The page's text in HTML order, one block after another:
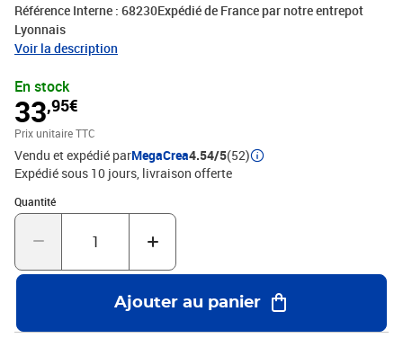
Référence Interne : 68230Expédié de France par notre entrepot
Lyonnais
Voir la description
En stock
33,95€
Prix unitaire TTC
Vendu et expédié parMegaCrea4.54/5(52)
Expédié sous 10 jours livraison offerte
Quantité
Quantité : 1
Ajouter au panier